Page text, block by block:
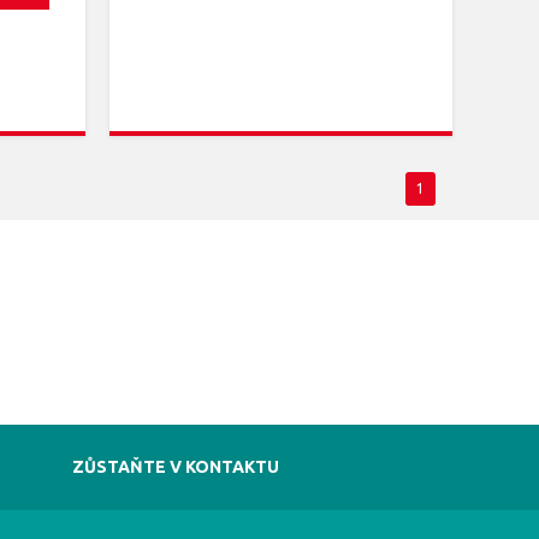
1
ZŮSTAŇTE V KONTAKTU